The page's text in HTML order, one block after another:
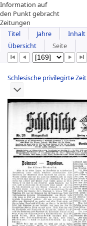
Information auf
den Punkt gebracht
Zeitungen
Titel
Jahre
Inhalt
Übersicht
Seite
Schlesische privilegirte